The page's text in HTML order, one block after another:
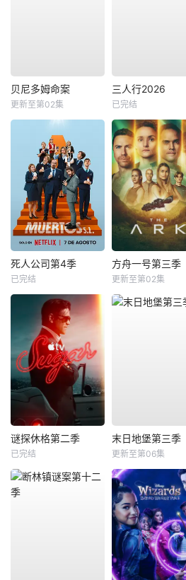
贝尼多姆命案
更新至第02集
三人行2026
已完结
死人公司第4季
已完结
方舟一号第三季
更新至第02集
谜探休格第二季
已完结
末日地堡第三季
更新至第06集